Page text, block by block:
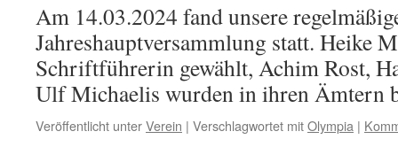
Am 14.03.2024 fand unsere
Jahreshauptversammlung statt. Heike
Schriftführerin gewählt, Achim Rost,
Ulf Michaelis wurden in ihren Ämtern
Veröffentlicht unterVerein | Verschlagwortet mitOlympia |